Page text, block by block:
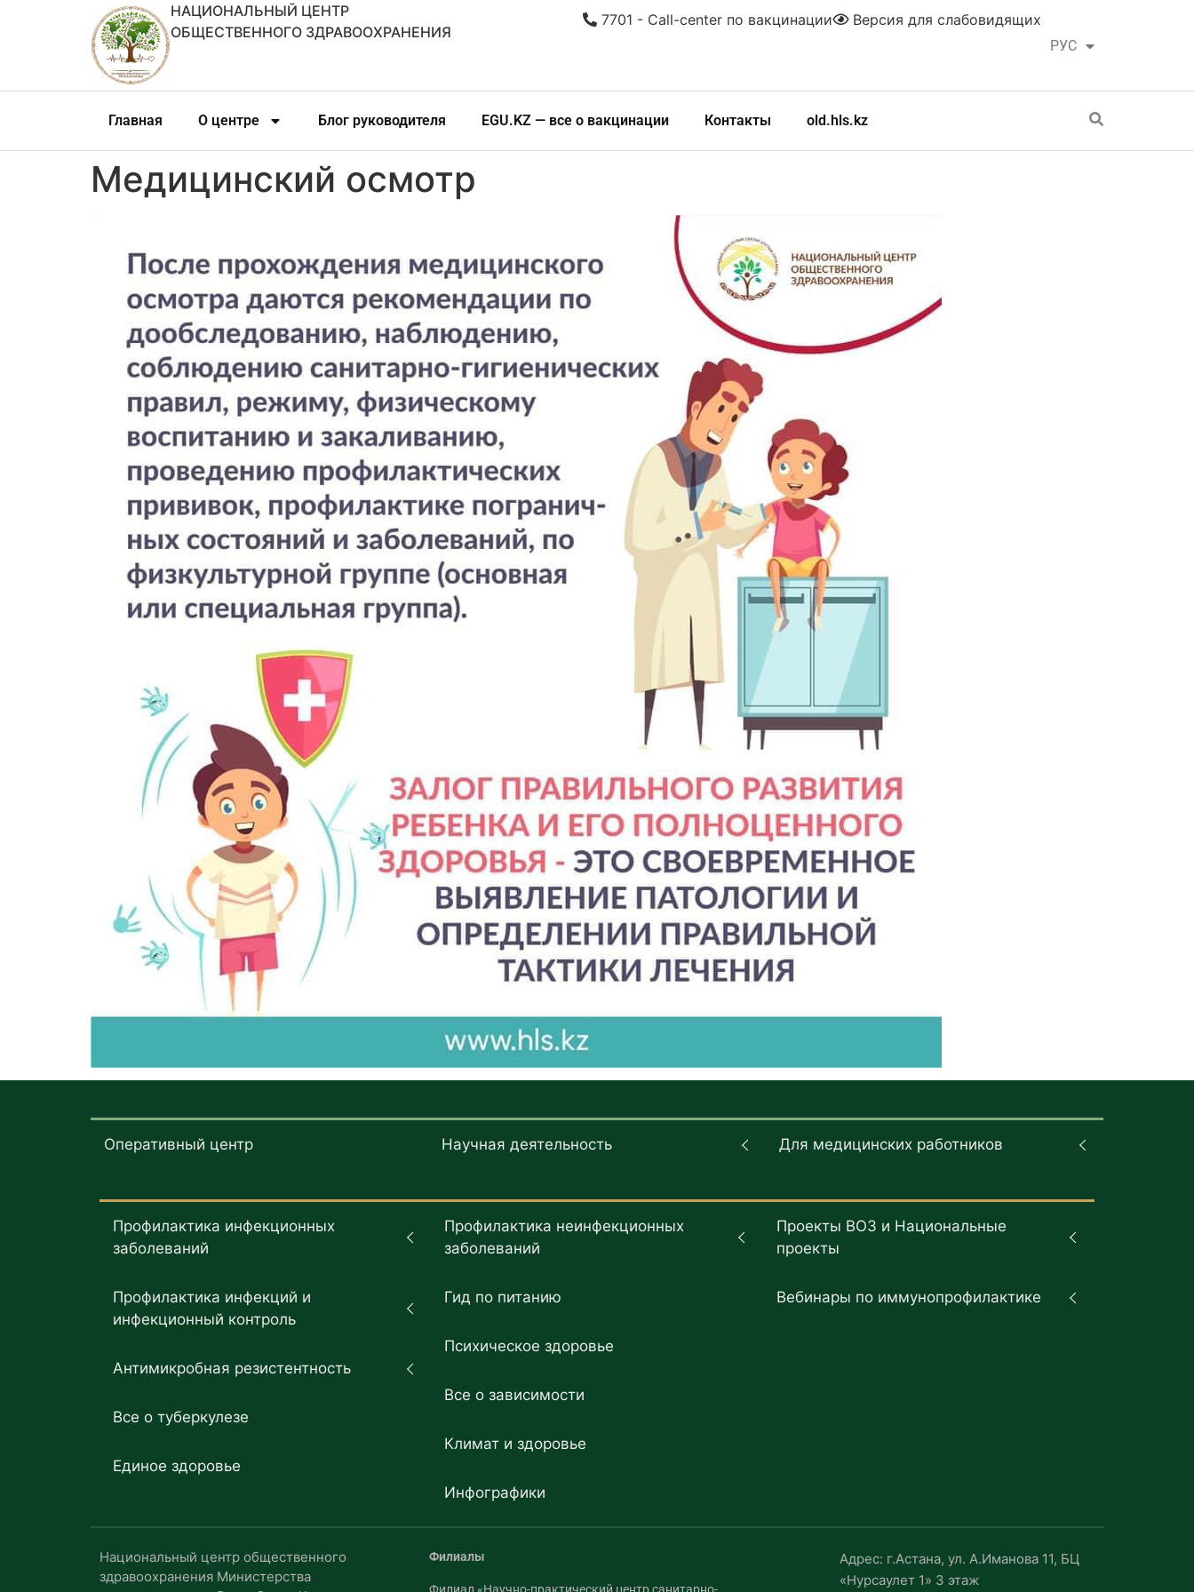
НАЦИОНАЛЬНЫЙ ЦЕНТР
ОБЩЕСТВЕННОГО ЗДРАВООХРАНЕНИЯ
РУС
ҚАЗ
Версия для слабовидящих
7701 - Call-center по вакцинации
Главная О центре Блог руководителя EGU.KZ — все о вакцинации Контакты old.hls.kz
Медицинский осмотр
Оперативный центр Научная деятельность Для медицинских работников
Профилактика инфекционных
заболеваний
Профилактика инфекций и
инфекционный контроль
Антимикробная резистентность
Все о туберкулезе
Единое здоровье
Профилактика неинфекционных
заболеваний
Гид по питанию
Психическое здоровье
Все о зависимости
Климат и здоровье
Инфографики
Проекты ВОЗ и Национальные
проекты
Вебинары по иммунопрофилактике
Национальный центр общественного
здравоохранения Министерства
Филиалы
Адрес: г.Астана, ул. А.Иманова 11, БЦ
«Нурсаулет 1» 3 этаж